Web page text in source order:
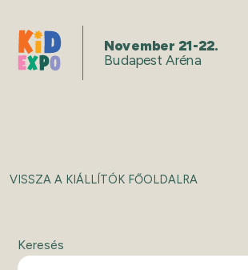
November 21-22.
Budapest Aréna
VISSZA A KIÁLLÍTÓK FŐOLDALRA
Keresés